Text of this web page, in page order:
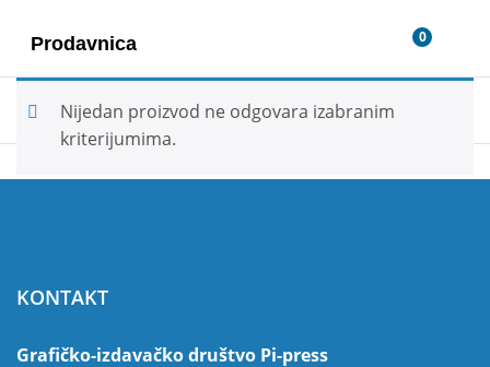
Prodavnica 0
Nijedan proizvod ne odgovara izabranim
kriterijumima.
KONTAKT
Grafičko-izdavačko društvo Pi-press